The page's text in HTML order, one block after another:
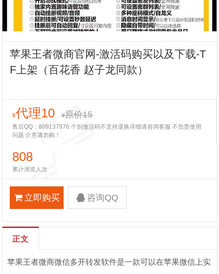
苹果王者微商官网-激活码购买以及下载-T
F上架（百花香 赵子龙同款）
¥代理10 ¥原价15
售后QQ：809137976 个别激活码不支持退换详细请咨询客服 不负责使用
问题 介意请勿购！
808
累计浏览人次
立即购买 咨询QQ
正文
苹果王者微商微信多开转发软件是一款可以在苹果微信上实